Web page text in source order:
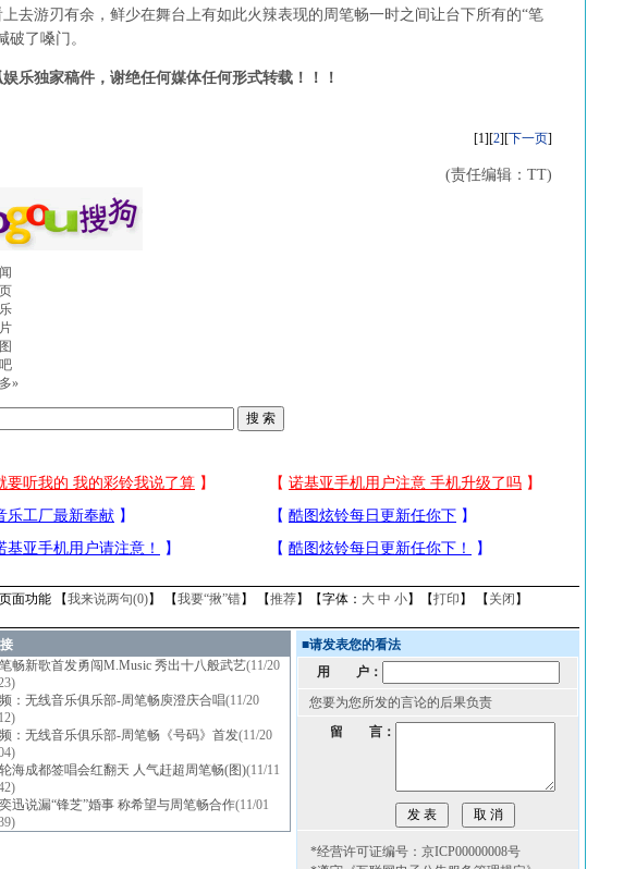
上去游刃有余，鲜少在舞台上有如此火辣表现的周笔畅一时之间让台下所有的“笔
破了嗓门。
乐独家稿件，谢绝任何媒体任何形式转载！！！
[1][2][下一页]
(责任编辑：TT)
»
页面功能 【我来说两句(0)】 【我要“揪”错】 【推荐】【字体： 大 中 小】【打印 】 【 关闭 】
畅新歌首发勇闯M.Music 秀出十八般武艺(11/20
：无线音乐俱乐部-周笔畅庾澄庆合唱(11/20
：无线音乐俱乐部-周笔畅《号码》首发(11/20
海成都签唱会红翻天 人气赶超周笔畅(图)(11/11
迅说漏“锋芝”婚事 称希望与周笔畅合作(11/01
■请发表您的看法
用 户：
您要为您所发的言论的后果负责
留 言：
*经营许可证编号：京ICP00000008号